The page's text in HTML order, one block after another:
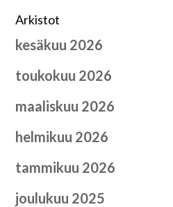
Arkistot
kesäkuu 2026
toukokuu 2026
maaliskuu 2026
helmikuu 2026
tammikuu 2026
joulukuu 2025